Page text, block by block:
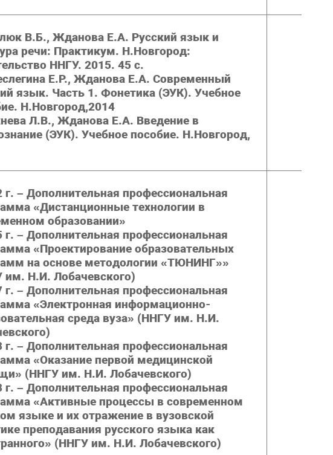
В.Б., Жданова Е.А. Русский язык и
речи: Практикум. Н.Новгород:
ННГУ. 2015. 45 c.
Е.Р., Жданова Е.А. Современный
язык. Часть 1. Фонетика (ЭУК). Учебное
Н.Новгород,2014
Л.В., Жданова Е.А. Введение в
(ЭУК). Учебное пособие. Н.Новгород,
г. – Дополнительная профессиональная
«Дистанционные технологии в
образовании»
г. – Дополнительная профессиональная
«Проектирование образовательных
на основе методологии «ТЮНИНГ»»
им. Н.И. Лобачевского)
г. – Дополнительная профессиональная
«Электронная информационно-
среда вуза» (ННГУ им. Н.И.
г. – Дополнительная профессиональная
«Оказание первой медицинской
(ННГУ им. Н.И. Лобачевского)
г. – Дополнительная профессиональная
«Активные процессы в современном
языке и их отражение в вузовской
преподавания русского языка как
(ННГУ им. Н.И. Лобачевского)